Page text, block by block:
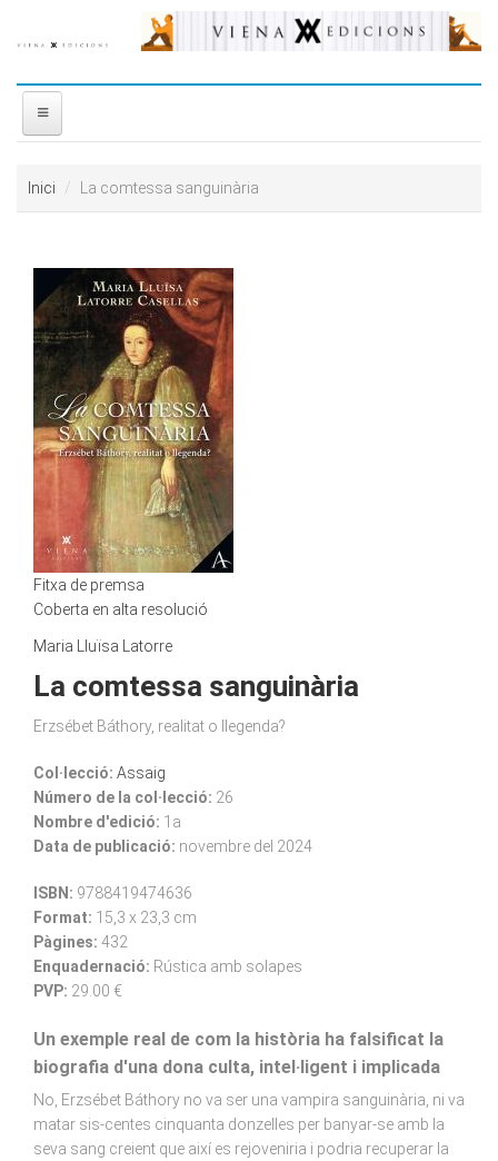
DISTRIBUÏDORA
PREMIS
CONTACTE
Inici La comtessa sanguinària
Fitxa de premsa
Coberta en alta resolució
Maria Lluïsa Latorre
La comtessa sanguinària
Erzsébet Báthory, realitat o llegenda?
Col·lecció: Assaig
Número de la col·lecció: 26
Nombre d'edició: 1a
Data de publicació: novembre del 2024
ISBN: 9788419474636
Format: 15,3 x 23,3 cm
Pàgines: 432
Enquadernació: Rústica amb solapes
PVP: 29.00 €
Un exemple real de com la història ha falsificat la
biografia d'una dona culta, intel·ligent i implicada
No, Erzsébet Báthory no va ser una vampira sanguinària, ni va
matar sis-centes cinquanta donzelles per banyar-se amb la
seva sang creient que així es rejoveniria i podria recuperar la